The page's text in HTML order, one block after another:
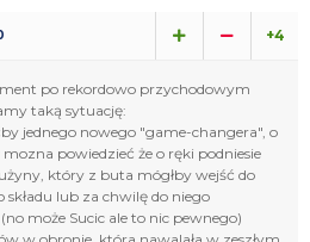
+4
po rekordowo przychodowym
taką sytuację:
jednego nowego "game-changera", o
powiedzieć że o ręki podniesie
który z buta mógłby wejść do
składu lub za chwilę do niego
może Sucic ale to nic pewnego)